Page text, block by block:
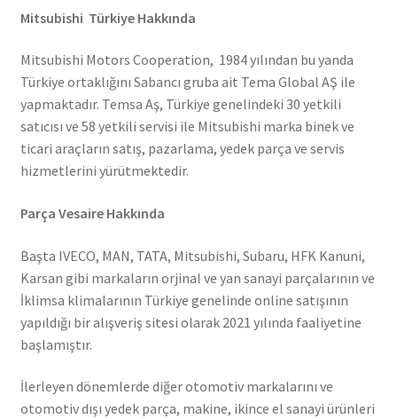
Mitsubishi Türkiye Hakkında
Mitsubishi Motors Cooperation, 1984 yılından bu yanda
Türkiye ortaklığını Sabancı gruba ait Tema Global AŞ ile
yapmaktadır. Temsa Aş, Türkiye genelindeki 30 yetkili
satıcısı ve 58 yetkili servisi ile Mitsubishi marka binek ve
ticari araçların satış, pazarlama, yedek parça ve servis
hizmetlerini yürütmektedir.
Parça Vesaire Hakkında
Başta IVECO, MAN, TATA, Mitsubishi, Subaru, HFK Kanuni,
Karsan gibi markaların orjinal ve yan sanayi parçalarının ve
İklimsa klimalarının Türkiye genelinde online satışının
yapıldığı bir alışveriş sitesi olarak 2021 yılında faaliyetine
başlamıştır.
İlerleyen dönemlerde diğer otomotiv markalarını ve
otomotiv dışı yedek parça, makine, ikince el sanayi ürünleri